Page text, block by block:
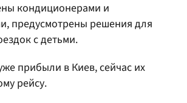
кондиционерами и
предусмотрены решения для
с детьми.
прибыли в Киев, сейчас их
рейсу.